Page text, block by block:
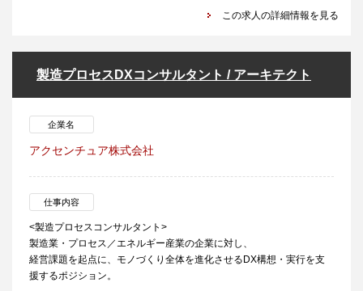
この求人の詳細情報を見る
製造プロセスDXコンサルタント / アーキテクト
企業名
アクセンチュア株式会社
仕事内容
<製造プロセスコンサルタント>
製造業・プロセス／エネルギー産業の企業に対し、
経営課題を起点に、モノづくり全体を進化させるDX構想・実行を支
援するポジション。